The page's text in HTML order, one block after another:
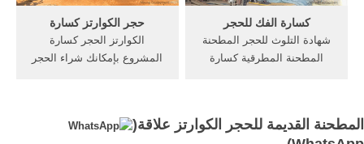
حجر الكوارتز كسارة
الكوارتز الحجر كسارة
المشروع بإمكانك شراء الحجر
البازلت المورد محطة كسارة
كسارة الفك للحجر
شهادة التلوث للحجر المطحنة
المطحنة المطرقية كسارة
محطم مصنعين للحجر الكوارتز.
المطحنة القديمة للحجر الكوارتز علاقة(